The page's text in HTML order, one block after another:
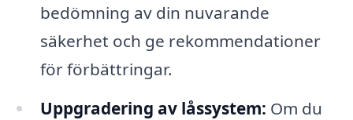
bedömning av din nuvarande
säkerhet och ge rekommendationer
för förbättringar.
Uppgradering av låssystem: Om du